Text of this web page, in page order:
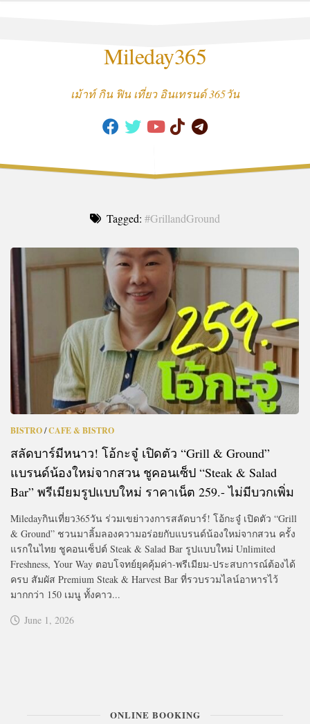
Mileday365
เม้าท์ กิน ฟิน เที่ยว อินเทรนด์ 365วัน
Tagged: #GrillandGround
BISTRO/CAFE & BISTRO
สลัดบาร์มีหนาว! โอ้กะจู๋ เปิดตัว “Grill & Ground”
แบรนด์น้องใหม่จากสวน ชูคอนเซ็ป “Steak & Salad
Bar” พรีเมียมรูปแบบใหม่ ราคาเน็ต 259.- ไม่มีบวกเพิ่ม
Miledayกินเที่ยว365วัน ร่วมเขย่าวงการสลัดบาร์! โอ้กะจู๋ เปิดตัว “Grill
& Ground” ชวนมาลิ้มลองความอร่อยกับแบรนด์น้องใหม่จากสวน ครั้ง
แรกในไทย ชูคอนเซ็ปต์ Steak & Salad Bar รูปแบบใหม่ Unlimited
Freshness, Your Way ตอบโจทย์ยุคคุ้มค่า-พรีเมียม-ประสบการณ์ต้องได้
ครบ สัมผัส Premium Steak & Harvest Bar ที่รวบรวมไลน์อาหารไว้
มากกว่า 150 เมนู ทั้งคาว...
June 1, 2026
ONLINE BOOKING